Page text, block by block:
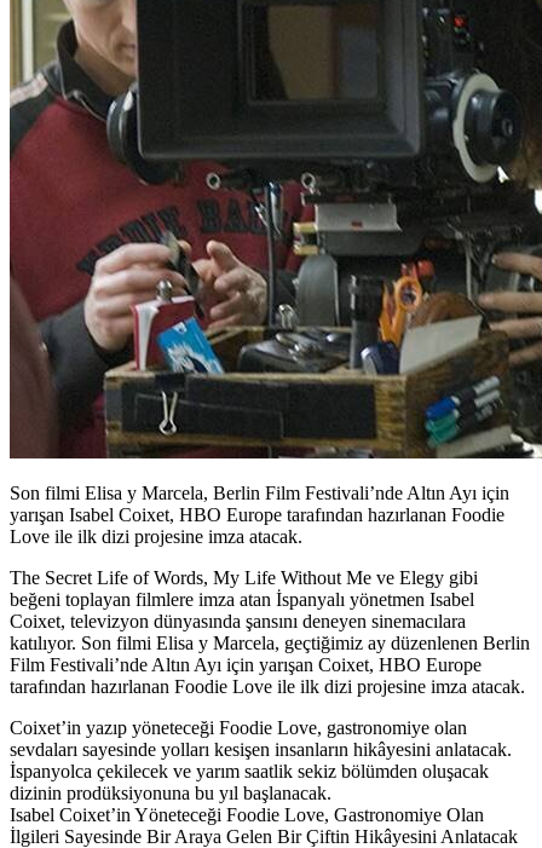
Son filmi Elisa y Marcela, Berlin Film Festivali’nde Altın Ayı için
yarışan Isabel Coixet, HBO Europe tarafından hazırlanan Foodie
Love ile ilk dizi projesine imza atacak.
The Secret Life of Words, My Life Without Me ve Elegy gibi
beğeni toplayan filmlere imza atan İspanyalı yönetmen Isabel
Coixet, televizyon dünyasında şansını deneyen sinemacılara
katılıyor. Son filmi Elisa y Marcela, geçtiğimiz ay düzenlenen Berlin
Film Festivali’nde Altın Ayı için yarışan Coixet, HBO Europe
tarafından hazırlanan Foodie Love ile ilk dizi projesine imza atacak.
Coixet’in yazıp yöneteceği Foodie Love, gastronomiye olan
sevdaları sayesinde yolları kesişen insanların hikâyesini anlatacak.
İspanyolca çekilecek ve yarım saatlik sekiz bölümden oluşacak
dizinin prodüksiyonuna bu yıl başlanacak.
Isabel Coixet’in Yöneteceği Foodie Love, Gastronomiye Olan
İlgileri Sayesinde Bir Araya Gelen Bir Çiftin Hikâyesini Anlatacak